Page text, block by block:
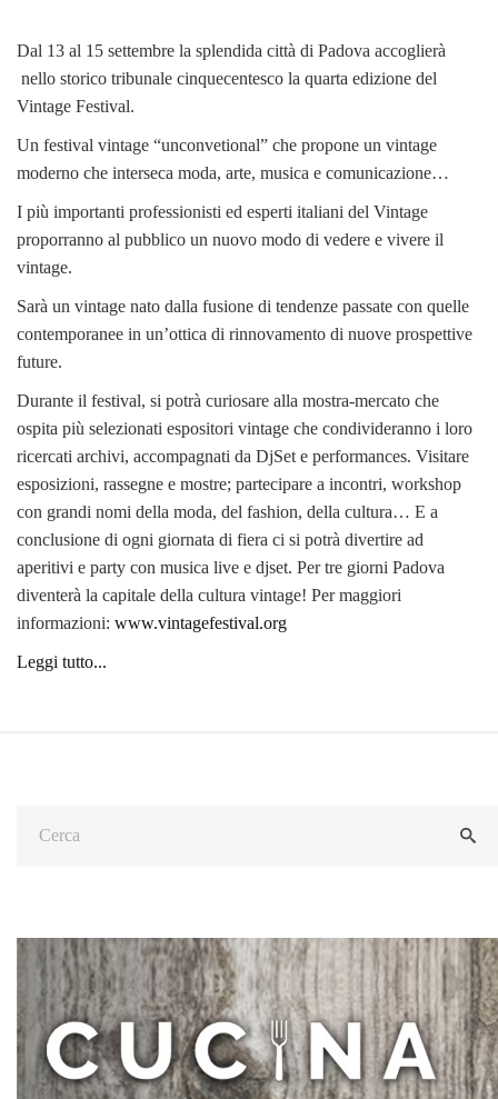
Dal 13 al 15 settembre la splendida città di Padova accoglierà
nello storico tribunale cinquecentesco la quarta edizione del
Vintage Festival.
Un festival vintage “unconvetional” che propone un vintage
moderno che interseca moda, arte, musica e comunicazione…
I più importanti professionisti ed esperti italiani del Vintage
proporranno al pubblico un nuovo modo di vedere e vivere il
vintage.
Sarà un vintage nato dalla fusione di tendenze passate con quelle
contemporanee in un’ottica di rinnovamento di nuove prospettive
future.
Durante il festival, si potrà curiosare alla mostra-mercato che
ospita più selezionati espositori vintage che condivideranno i loro
ricercati archivi, accompagnati da DjSet e performances. Visitare
esposizioni, rassegne e mostre; partecipare a incontri, workshop
con grandi nomi della moda, del fashion, della cultura… E a
conclusione di ogni giornata di fiera ci si potrà divertire ad
aperitivi e party con musica live e djset. Per tre giorni Padova
diventerà la capitale della cultura vintage! Per maggiori
informazioni: www.vintagefestival.org
Leggi tutto...